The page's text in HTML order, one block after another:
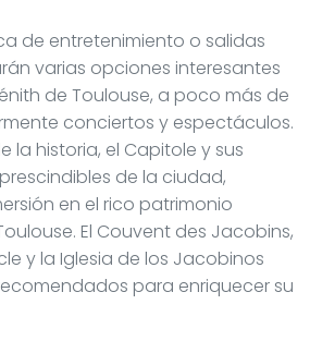
de entretenimiento o salidas
varias opciones interesantes
de Toulouse, a poco más de
conciertos y espectáculos.
la historia, el Capitole y sus
de la ciudad,
en el rico patrimonio
El Couvent des Jacobins,
y la Iglesia de los Jacobinos
para enriquecer su